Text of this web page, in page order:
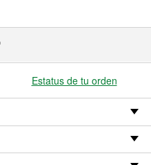
Estatus de tu orden